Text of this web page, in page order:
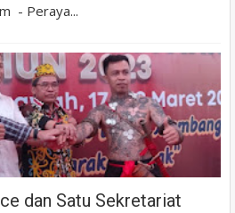
- Peraya...
dan Satu Sekretariat